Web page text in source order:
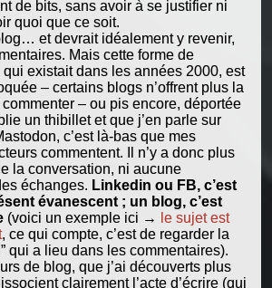
de bits, sans avoir à se justifier ni
quoi que ce soit.
et devrait idéalement y revenir,
Mais cette forme de
existait dans les années 2000, est
– certains blogs n’offrent plus la
– ou pis encore, déportée
un thibillet et que j’en parle sur
c’est là-bas que mes
commentent. Il n’y a donc plus
la conversation, ni aucune
échanges. Linkedin ou FB, c’est
évanescent ; un blog, c’est
(voici un exemple ici →
le sujet est
, ce qui compte, c’est de regarder la
qui a lieu dans les commentaires).
de blog, que j’ai découverts plus
clairement l’acte d’écrire (qui